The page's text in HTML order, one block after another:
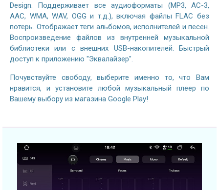
Design. Поддерживает все аудиоформаты (MP3, AC-3,
AAC, WMA, WAV, OGG и т.д.), включая файлы FLAC без
потерь. Отображает теги альбомов, исполнителей и песен.
Воспроизведение файлов из внутренней музыкальной
библиотеки или с внешних USB-накопителей. Быстрый
доступ к приложению "Эквалайзер".
Почувствуйте свободу, выберите именно то, что Вам
нравится, и установите любой музыкальный плеер по
Вашему выбору из магазина Google Play!